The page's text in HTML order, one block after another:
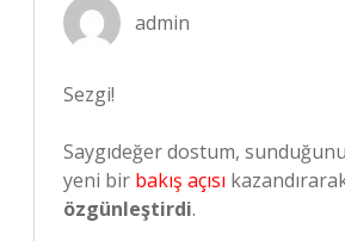
admin
Sezgi!
Saygıdeğer dostum,
yeni bir bakış açısı
özgünleştirdi.